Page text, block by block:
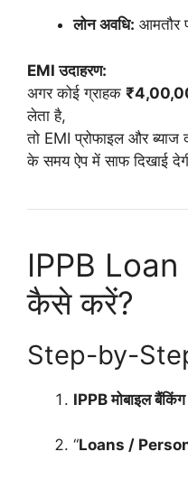
लोन अवधि: आमतौर
EMI उदाहरण:
अगर कोई ग्राहक
लेता है,
तो EMI प्रोफाइल और
के समय ऐप में साफ दिखाई
IPPB
कैसे करें?
Step-by-Step
IPPB मोबाइल बैंकिंग
“Loans /